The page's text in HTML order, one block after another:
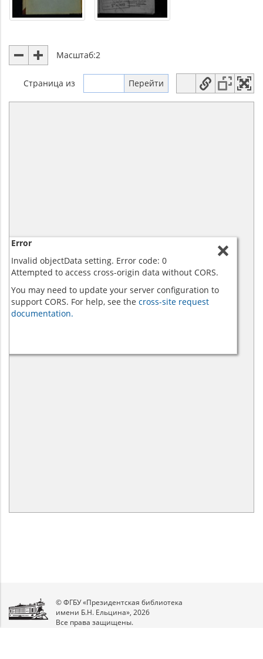
Масштаб:2
Страница из
Error
Invalid objectData setting. Error code: 0
Attempted to access cross-origin data without CORS.
You may need to update your server configuration to
support CORS. For help, see the cross-site request
documentation.
© ФГБУ «Президентская библиотека
имени Б.Н. Ельцина», 2026
Все права защищены.